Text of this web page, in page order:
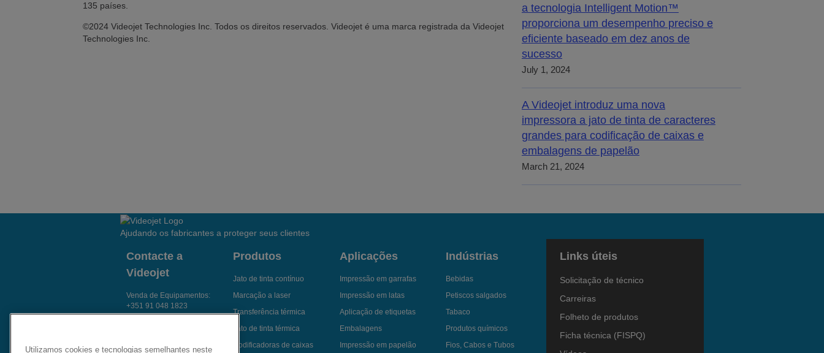
135 países.
©2024 Videojet Technologies Inc. Todos os direitos reservados. Videojet é uma marca registrada da Videojet
Technologies Inc.
a tecnologia Intelligent Motion™
proporciona um desempenho preciso e
eficiente baseado em dez anos de
sucesso
July 1, 2024
A Videojet introduz uma nova
impressora a jato de tinta de caracteres
grandes para codificação de caixas e
embalagens de papelão
March 21, 2024
Ajudando os fabricantes a proteger seus clientes
Contacte a
Videojet
Venda de Equipamentos:
+351 91 048 1823
Produtos
Jato de tinta contínuo
Marcação a laser
Transferência térmica
Jato de tinta térmica
Codificadoras de caixas
Aplicações
Impressão em garrafas
Impressão em latas
Aplicação de etiquetas
Embalagens
Impressão em papelão
Indústrias
Bebidas
Petiscos salgados
Tabaco
Produtos químicos
Fios, Cabos e Tubos
Links úteis
Solicitação de técnico
Carreiras
Folheto de produtos
Ficha técnica (FISPQ)
Utilizamos cookies e tecnologias semelhantes neste